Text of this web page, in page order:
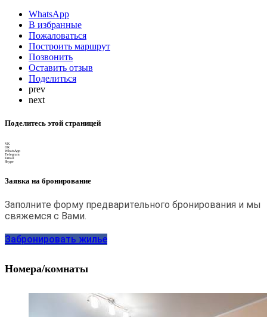
WhatsApp
В избранные
Пожаловаться
Построить маршрут
Позвонить
Оставить отзыв
Поделиться
prev
next
Поделитесь этой страницей
VK
OK
WhatsApp
Telegram
Email
Skype
Заявка на бронирование
Заполните форму предварительного бронирования и мы
свяжемся с Вами.
Забронировать жилье
Номера/комнаты